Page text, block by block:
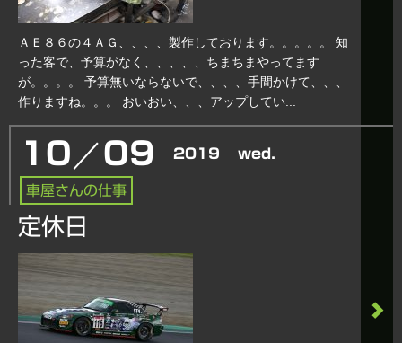
ＡＥ８６の４ＡＧ、、、、製作しております。。。。。 知
った客で、予算がなく、、、、、ちまちまやってます
が。。。。 予算無いならないで、、、、手間かけて、、、
作りますね。。。 おいおい、、、アップしてい...
10 ／09 2019 wed.
車屋さんの仕事
定休日